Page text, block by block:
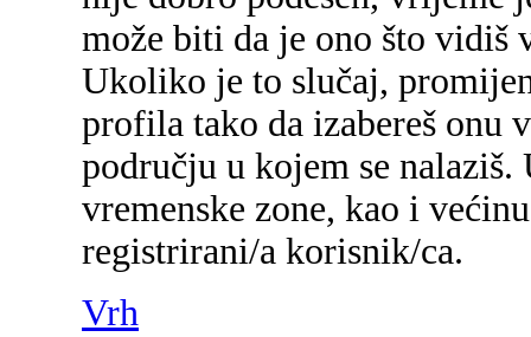
može biti da je ono što vidiš
Ukoliko je to slučaj,
profila tako da izabereš onu
području u kojem se
vremenske zone, kao i
registrirani/a korisnik/ca.
Vrh